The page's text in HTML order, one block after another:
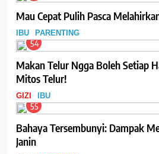
Mau Cepat Pulih Pasca
IBU PARENTING
54
Makan Telur Ngga Boleh Setiap
Mitos Telur!
GIZI IBU
55
Bahaya Tersembunyi: Dampak
Janin